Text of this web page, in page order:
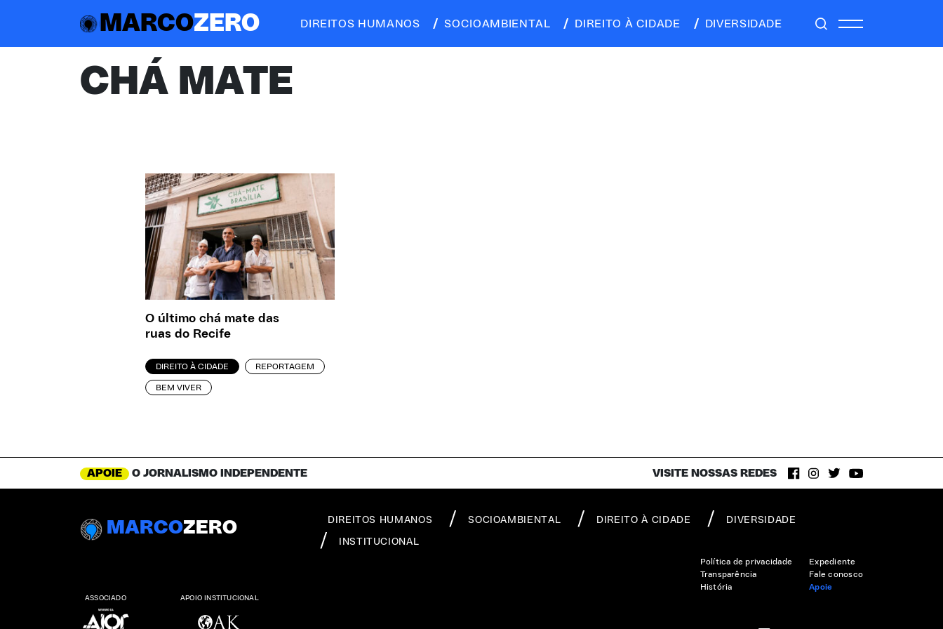
MARCOZERO DIREITOS HUMANOS SOCIOAMBIENTAL DIREITO À CIDADE DIVERSIDADE
CHÁ MATE
O último chá mate das
ruas do Recife
DIREITO À CIDADE REPORTAGEM
BEM VIVER
APOIE O JORNALISMO INDEPENDENTE VISITE NOSSAS REDES
MARCOZERO DIREITOS HUMANOS SOCIOAMBIENTAL DIREITO À CIDADE DIVERSIDADE
INSTITUCIONAL
Política de privacidade
Transparência
História
Expediente
Fale conosco
Apoie
ASSOCIADO APOIO INSTITUCIONAL